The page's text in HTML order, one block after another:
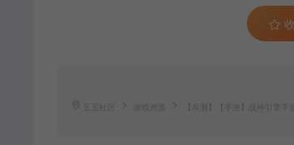
五五社区 游戏资源 【亲测】【手游】战神引擎